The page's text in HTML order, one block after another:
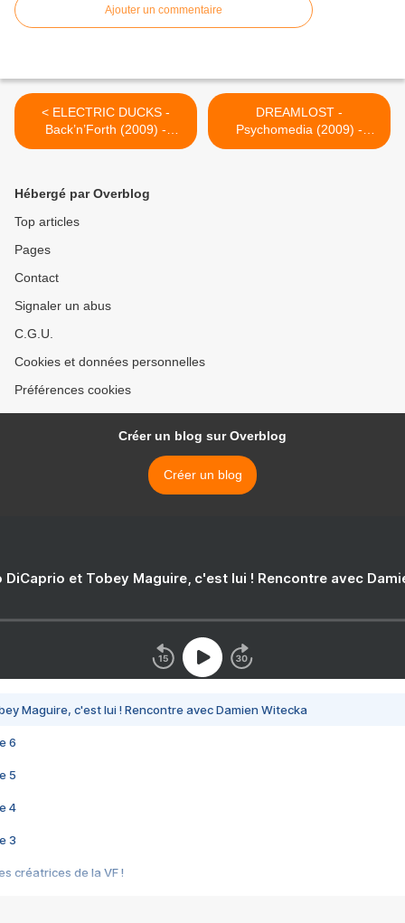
Ajouter un commentaire
< ELECTRIC DUCKS -
Back’n’Forth (2009) -
BRENNUS Music - HEAVY
DREAMLOST -
Psychomedia (2009) -
Brennus Music - HEAVY
Hébergé par Overblog
Top articles
Pages
Contact
Signaler un abus
C.G.U.
Cookies et données personnelles
Préférences cookies
Créer un blog sur Overblog
Créer un blog
DiCaprio et Tobey Maguire, c'est lui ! Rencontre avec
Maguire, c'est lui ! Rencontre avec Damien Witecka
6
5
4
3
créatrices de la VF !